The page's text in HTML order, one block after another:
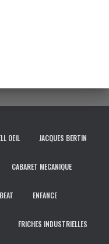
OEIL JACQUES BERTIN
CABARET MECANIQUE
ENFANCE
FRICHES INDUSTRIELLES